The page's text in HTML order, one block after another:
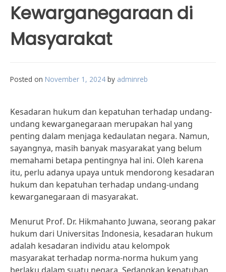
Kewarganegaraan di
Masyarakat
Posted on November 1, 2024 by adminreb
Kesadaran hukum dan kepatuhan terhadap undang-
undang kewarganegaraan merupakan hal yang
penting dalam menjaga kedaulatan negara. Namun,
sayangnya, masih banyak masyarakat yang belum
memahami betapa pentingnya hal ini. Oleh karena
itu, perlu adanya upaya untuk mendorong kesadaran
hukum dan kepatuhan terhadap undang-undang
kewarganegaraan di masyarakat.
Menurut Prof. Dr. Hikmahanto Juwana, seorang pakar
hukum dari Universitas Indonesia, kesadaran hukum
adalah kesadaran individu atau kelompok
masyarakat terhadap norma-norma hukum yang